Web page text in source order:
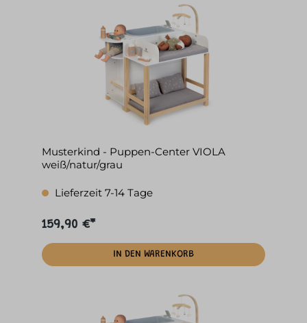
Musterkind - Puppen-Center VIOLA
weiß/natur/grau
Lieferzeit 7-14 Tage
159,90 €*
IN DEN WARENKORB